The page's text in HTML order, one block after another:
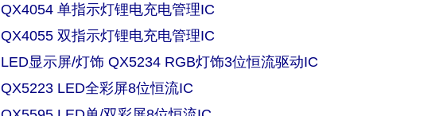
QX4054 单指示灯锂电充电管理IC
QX4055 双指示灯锂电充电管理IC
LED显示屏/灯饰 QX5234 RGB灯饰3位恒流驱动IC
QX5223 LED全彩屏8位恒流IC